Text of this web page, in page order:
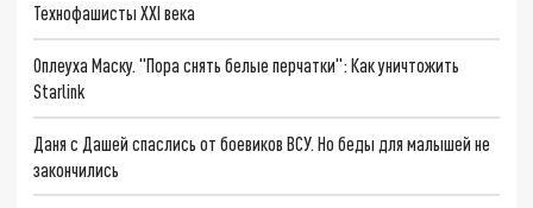
Технофашисты XXI века
Оплеуха Маску. "Пора снять белые перчатки": Как уничтожить
Starlink
Даня с Дашей спаслись от боевиков ВСУ. Но беды для малышей не
закончились